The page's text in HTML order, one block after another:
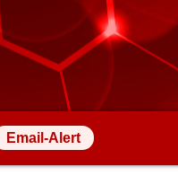
Email-Alert